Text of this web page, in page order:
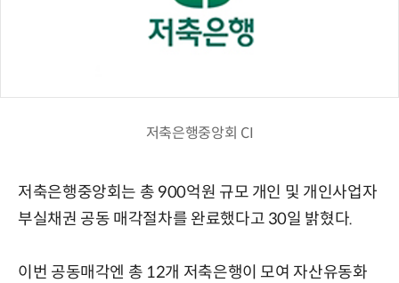
저축은행중앙회 CI
저축은행중앙회는 총 900억원 규모 개인 및 개인사업자
부실채권 공동 매각절차를 완료했다고 30일 밝혔다.
이번 공동매각엔 총 12개 저축은행이 모여 자산유동화